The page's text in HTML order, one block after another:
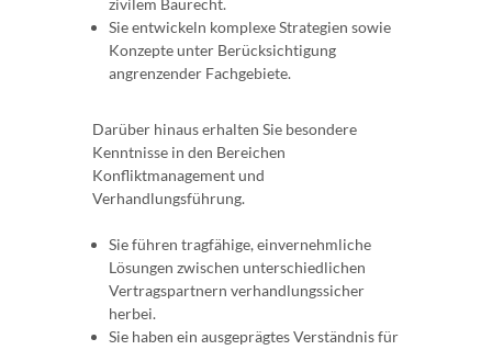
Sie entwickeln komplexe Strategien sowie
Konzepte unter Berücksichtigung
angrenzender Fachgebiete.
Darüber hinaus erhalten Sie besondere
Kenntnisse in den Bereichen
Konfliktmanagement und
Verhandlungsführung.
Sie führen tragfähige, einvernehmliche
Lösungen zwischen unterschiedlichen
Vertragspartnern verhandlungssicher
herbei.
Sie haben ein ausgeprägtes Verständnis für